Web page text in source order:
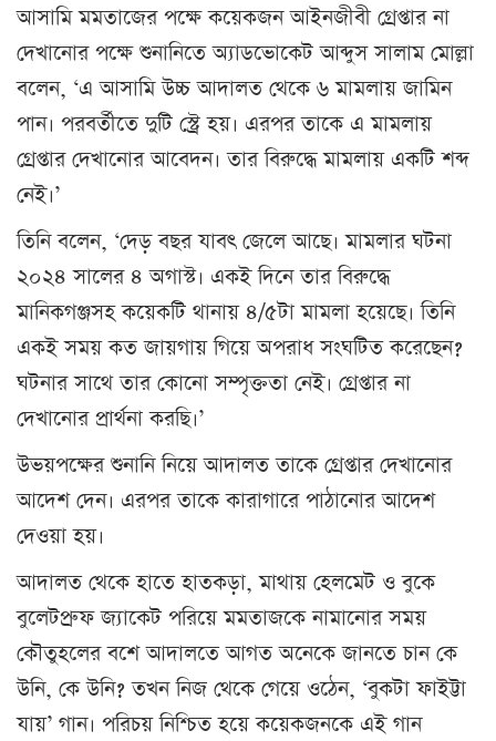
আসামি মমতাজের পক্ষে কয়েকজন আইনজীবী গ্রেপ্তার না
দেখানোর পক্ষে শুনানিতে অ্যাডভোকেট আব্দুস সালাম মোল্লা
বলেন, ‘এ আসামি উচ্চ আদালত থেকে ৬ মামলায় জামিন
পান। পরবর্তীতে দুটি স্ট্রে হয়। এরপর তাকে এ মামলায়
গ্রেপ্তার দেখানোর আবেদন। তার বিরুদ্ধে মামলায় একটি শব্দ
নেই।’
তিনি বলেন, ‘দেড় বছর যাবৎ জেলে আছে। মামলার ঘটনা
২০২৪ সালের ৪ অগাস্ট। একই দিনে তার বিরুদ্ধে
মানিকগঞ্জসহ কয়েকটি থানায় ৪/৫টা মামলা হয়েছে। তিনি
একই সময় কত জায়গায় গিয়ে অপরাধ সংঘটিত করেছেন?
ঘটনার সাথে তার কোনো সম্পৃক্ততা নেই। গ্রেপ্তার না
দেখানোর প্রার্থনা করছি।’
উভয়পক্ষের শুনানি নিয়ে আদালত তাকে গ্রেপ্তার দেখানোর
আদেশ দেন। এরপর তাকে কারাগারে পাঠানোর আদেশ
দেওয়া হয়।
আদালত থেকে হাতে হাতকড়া, মাথায় হেলমেট ও বুকে
বুলেটপ্রুফ জ্যাকেট পরিয়ে মমতাজকে নামানোর সময়
কৌতুহলের বশে আদালতে আগত অনেকে জানতে চান কে
উনি, কে উনি? তখন নিজ থেকে গেয়ে ওঠেন, ‘বুকটা ফাইট্টা
যায়’ গান। পরিচয় নিশ্চিত হয়ে কয়েকজনকে এই গান